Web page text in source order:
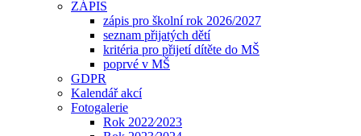
ZÁPIS
zápis pro školní rok 2026/2027
seznam přijatých dětí
kritéria pro přijetí dítěte do MŠ
poprvé v MŠ
GDPR
Kalendář akcí
Fotogalerie
Rok 2022⁄2023